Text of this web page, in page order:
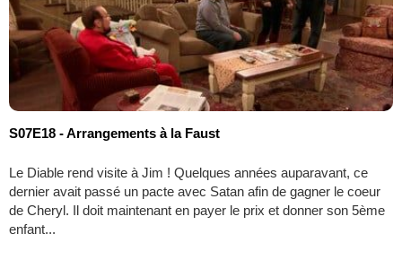
S07E18 - Arrangements à la Faust
Le Diable rend visite à Jim ! Quelques années auparavant, ce
dernier avait passé un pacte avec Satan afin de gagner le coeur
de Cheryl. Il doit maintenant en payer le prix et donner son 5ème
enfant...